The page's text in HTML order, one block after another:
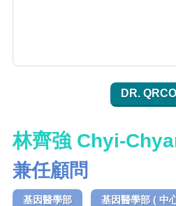
DR.
林齊強 Chyi-
兼任顧問
基因醫學部 基因醫學部 ( 中